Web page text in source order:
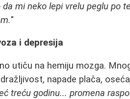
mi neko lepi vrelu peglu po
"
i depresija
utiču na hemiju mozga.
napade plača,
treću godinu... promena